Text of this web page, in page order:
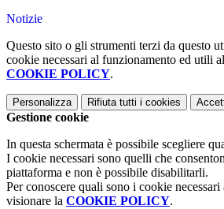
Notizie
Questo sito o gli strumenti terzi da questo
cookie necessari al funzionamento ed utili
COOKIE POLICY.
Personalizza Rifiuta tutti i cookies
Gestione cookie
In questa schermata è possibile scegliere
I cookie necessari sono quelli che
piattaforma e non è possibile disabilitarli.
Per conoscere quali sono i cookie
visionare la COOKIE POLICY.